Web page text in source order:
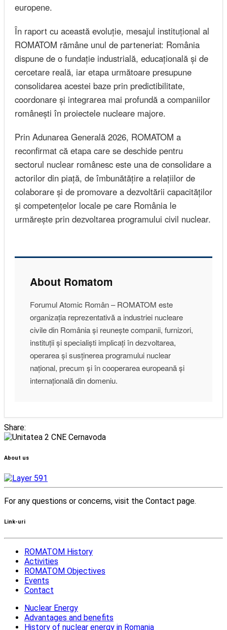
europene.
În raport cu această evoluție, mesajul instituțional al
ROMATOM rămâne unul de parteneriat: România
dispune de o fundație industrială, educațională și de
cercetare reală, iar etapa următoare presupune
consolidarea acestei baze prin predictibilitate,
coordonare și integrarea mai profundă a companiilor
românești în proiectele nucleare majore.
Prin Adunarea Generală 2026, ROMATOM a
reconfirmat că etapa care se deschide pentru
sectorul nuclear românesc este una de consolidare a
actorilor din piață, de îmbunătățire a relațiilor de
colaborare și de promovare a dezvoltării capacităților
și competențelor locale pe care România le
urmărește prin dezvoltarea programului civil nuclear.
About Romatom
Forumul Atomic Român – ROMATOM este
organizația reprezentativă a industriei nucleare
civile din România și reunește companii, furnizori,
instituții și specialiști implicați în dezvoltarea,
operarea și susținerea programului nuclear
național, precum și în cooperarea europeană și
internațională din domeniu.
Share:
About us
For any questions or concerns, visit the Contact page.
Link-uri
ROMATOM History
Activities
ROMATOM Objectives
Events
Contact
Nuclear Energy
Advantages and benefits
History of nuclear energy in Romania